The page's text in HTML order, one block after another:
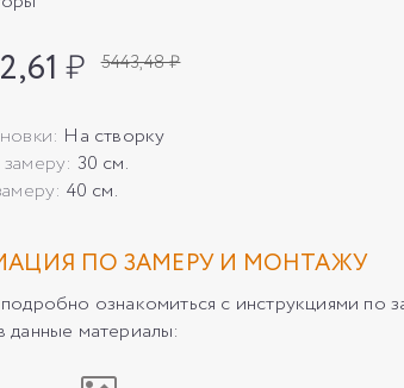
₽ 5443,48 ₽
На створку
30 см.
40 см.
ПО ЗАМЕРУ И МОНТАЖУ
ознакомиться с инструкциями по
данные материалы: